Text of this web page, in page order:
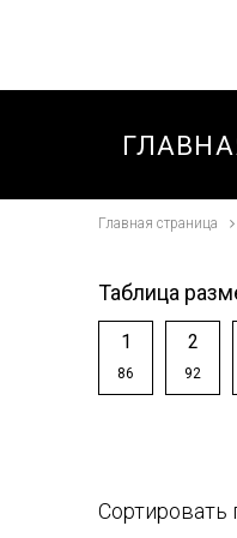
Главная страница
Таблица
1
86
2
92
Сортировать